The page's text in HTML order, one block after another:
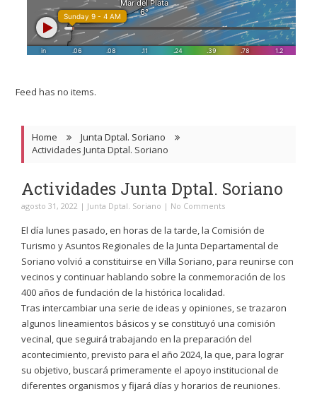
Feed has no items.
Home
Junta Dptal. Soriano
Actividades Junta Dptal. Soriano
Actividades Junta Dptal. Soriano
agosto 31, 2022 | Junta Dptal. Soriano | No Comments
El día lunes pasado, en horas de la tarde, la Comisión de
Turismo y Asuntos Regionales de la Junta Departamental de
Soriano volvió a constituirse en Villa Soriano, para reunirse con
vecinos y continuar hablando sobre la conmemoración de los
400 años de fundación de la histórica localidad.
Tras intercambiar una serie de ideas y opiniones, se trazaron
algunos lineamientos básicos y se constituyó una comisión
vecinal, que seguirá trabajando en la preparación del
acontecimiento, previsto para el año 2024, la que, para lograr
su objetivo, buscará primeramente el apoyo institucional de
diferentes organismos y fijará días y horarios de reuniones.